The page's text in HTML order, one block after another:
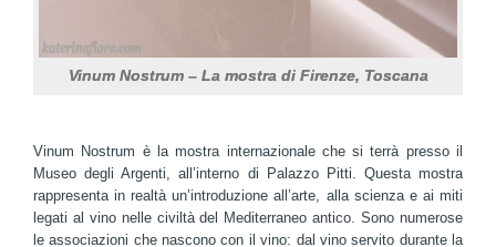
Vinum Nostrum – La mostra di Firenze, Toscana
Vinum Nostrum è la mostra internazionale che si terrà presso il
Museo degli Argenti, all’interno di Palazzo Pitti. Questa mostra
rappresenta in realtà un’introduzione all’arte, alla scienza e ai miti
legati al vino nelle civiltà del Mediterraneo antico. Sono numerose
le associazioni che nascono con il vino: dal vino servito durante la